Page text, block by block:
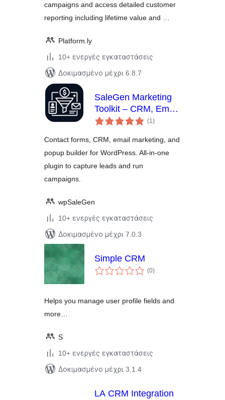
campaigns and access detailed customer
reporting including lifetime value and …
Platform.ly
10+ ενεργές εγκαταστάσεις
Δοκιμασμένο μέχρι 6.8.7
SaleGen Marketing
Toolkit – CRM, Email
Marketing, Forms &
(1αξιολογήσεις
σύνολο
)
Contact forms, CRM, email marketing, and
popup builder for WordPress. All-in-one
plugin to capture leads and run
campaigns.
wpSaleGen
10+ ενεργές εγκαταστάσεις
Δοκιμασμένο μέχρι 7.0.3
Simple CRM
(0αξιολογήσεις
σύνολο
)
Helps you manage user profile fields and
more…
S
10+ ενεργές εγκαταστάσεις
Δοκιμασμένο μέχρι 3.1.4
LA CRM Integration